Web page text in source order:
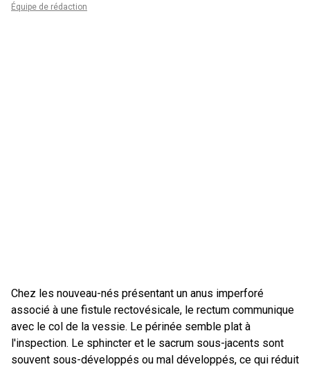
Équipe de rédaction
Chez les nouveau-nés présentant un anus imperforé
associé à une fistule rectovésicale, le rectum communique
avec le col de la vessie. Le périnée semble plat à
l'inspection. Le sphincter et le sacrum sous-jacents sont
souvent sous-développés ou mal développés, ce qui réduit